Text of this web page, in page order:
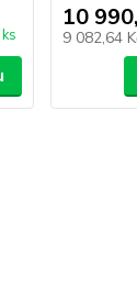
10
9 082,64